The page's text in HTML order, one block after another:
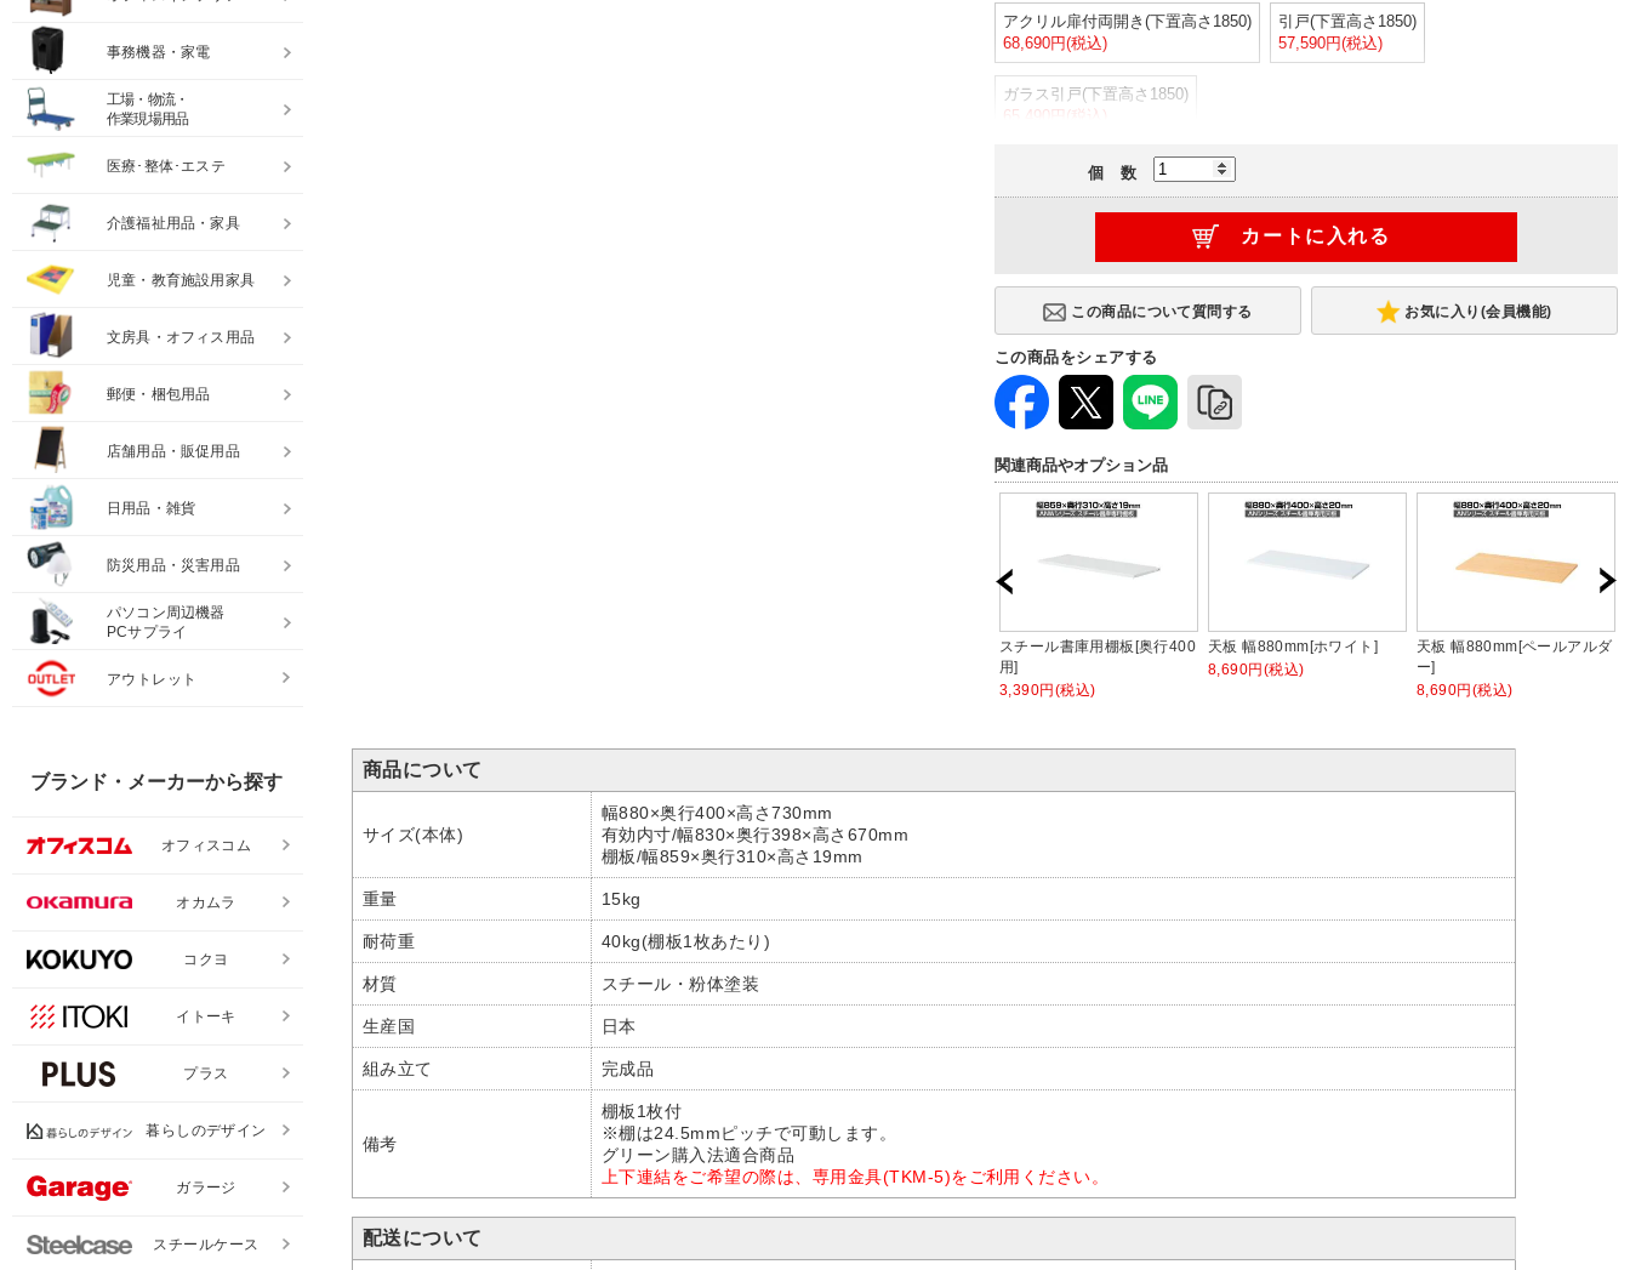
アクリル扉付両開き(下置高さ1850)
68,690円(税込)
引戸(下置高さ1850)
57,590円(税込)
ガラス引戸(下置高さ1850)
65,490円(税込)
個 数
お気に入り(会員機能)
この商品をシェアする
関連商品やオプション品
スチール書庫用棚板[奥行400
用]
3,390円(税込)
天板 幅880mm[ホワイト]
8,690円(税込)
天板 幅880mm[ペールアルダ
ー]
8,690円(税込)
商品について
サイズ(本体)
幅880×奥行400×高さ730mm
有効内寸/幅830×奥行398×高さ670mm
棚板/幅859×奥行310×高さ19mm
重量 15kg
耐荷重 40kg(棚板1枚あたり)
材質 スチール・粉体塗装
生産国 日本
組み立て 完成品
備考
棚板1枚付
※棚は24.5mmピッチで可動します。
グリーン購入法適合商品
上下連結をご希望の際は、専用金具(TKM-5)をご利用ください。
配送について
事務機器・家電
工場・物流・
作業現場用品
医療･整体･エステ
介護福祉用品・家具
児童・教育施設用家具
文房具・オフィス用品
郵便・梱包用品
店舗用品・販促用品
日用品・雑貨
防災用品・災害用品
パソコン周辺機器
PCサプライ
アウトレット
ブランド・メーカーから探す
オフィスコム
オカムラ
コクヨ
イトーキ
プラス
暮らしのデザイン
ガラージ
スチールケース